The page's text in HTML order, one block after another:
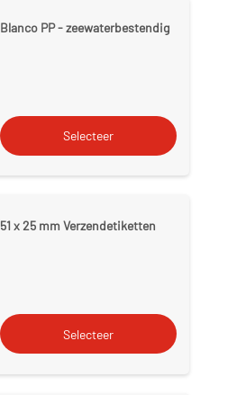
Blanco PP - zeewaterbestendig
51 x 25 mm Verzendetiketten